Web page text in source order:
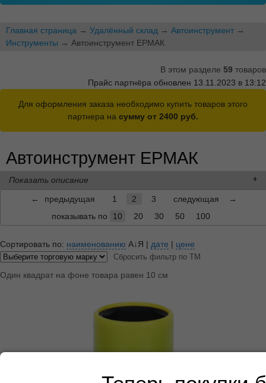
Главная страница → Удалённый склад → Автоинструмент →
Инструменты → Автоинструмент ЕРМАК
В этом разделе 59 товаров
Прайс партнёра обновлен 13.11.2023 в 13:12
Для оформления заказа необходимо купить товаров этого
партнера на сумму от 2400 руб.
Автоинструмент ЕРМАК
Показать описание
←
предыдущая 1 2 3 следующая
→
показывать по
10 20 30 50 100
Сортировать по: наименованию А↓Я | дате | цене
Сбросить фильтр по ТМ
Один квадрат на фоне товара равен 10 см